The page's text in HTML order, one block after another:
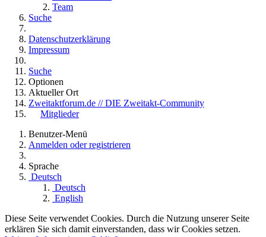
Team
Suche
Datenschutzerklärung
Impressum
Suche
Optionen
Aktueller Ort
Zweitaktforum.de // DIE Zweitakt-Community
Mitglieder
Benutzer-Menü
Anmelden oder registrieren
Sprache
Deutsch
Deutsch
English
Diese Seite verwendet Cookies. Durch die Nutzung unserer Seite
erklären Sie sich damit einverstanden, dass wir Cookies setzen.